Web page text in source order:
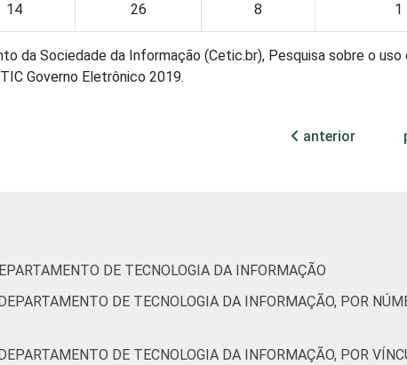
14 26 8 1
da Sociedade da Informação (Cetic.br), Pesquisa sobre o uso
Governo Eletrônico 2019.
anterior
DE TECNOLOGIA DA INFORMAÇÃO
DE TECNOLOGIA DA INFORMAÇÃO, POR
DE TECNOLOGIA DA INFORMAÇÃO, POR